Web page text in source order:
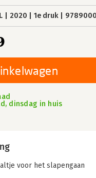
2020 1e druk
dinsdag in huis
voor het slapengaan